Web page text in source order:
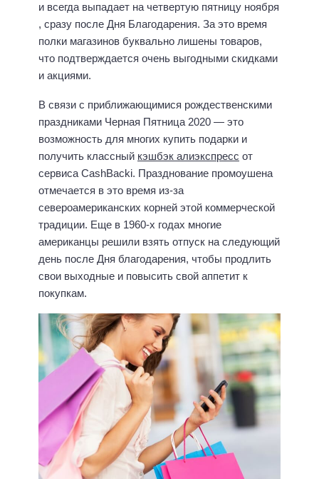
и всегда выпадает на четвертую пятницу ноября
, сразу после Дня Благодарения. За это время
полки магазинов буквально лишены товаров,
что подтверждается очень выгодными скидками
и акциями.
В связи с приближающимися рождественскими
праздниками Черная Пятница 2020 — это
возможность для многих купить подарки и
получить классный кэшбэк алиэкспресс от
сервиса CashBacki. Празднование промоушена
отмечается в это время из-за
североамериканских корней этой коммерческой
традиции. Еще в 1960-х годах многие
американцы решили взять отпуск на следующий
день после Дня благодарения, чтобы продлить
свои выходные и повысить свой аппетит к
покупкам.